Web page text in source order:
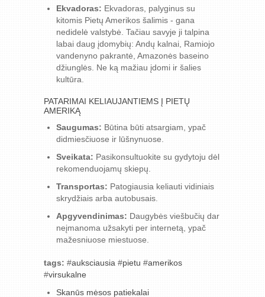
Ekvadoras: Ekvadoras, palyginus su
kitomis Pietų Amerikos šalimis - gana
nedidelė valstybė. Tačiau savyje ji talpina
labai daug įdomybių: Andų kalnai, Ramiojo
vandenyno pakrantė, Amazonės baseino
džiunglės. Ne ką mažiau įdomi ir šalies
kultūra.
PATARIMAI KELIAUJANTIEMS Į PIETŲ
AMERIKĄ
Saugumas: Būtina būti atsargiam, ypač
didmiesčiuose ir lūšnynuose.
Sveikata: Pasikonsultuokite su gydytoju dėl
rekomenduojamų skiepų.
Transportas: Patogiausia keliauti vidiniais
skrydžiais arba autobusais.
Apgyvendinimas: Daugybės viešbučių dar
neįmanoma užsakyti per internetą, ypač
mažesniuose miestuose.
tags: #auksciausia #pietu #amerikos
#virsukalne
Skanūs mėsos patiekalai